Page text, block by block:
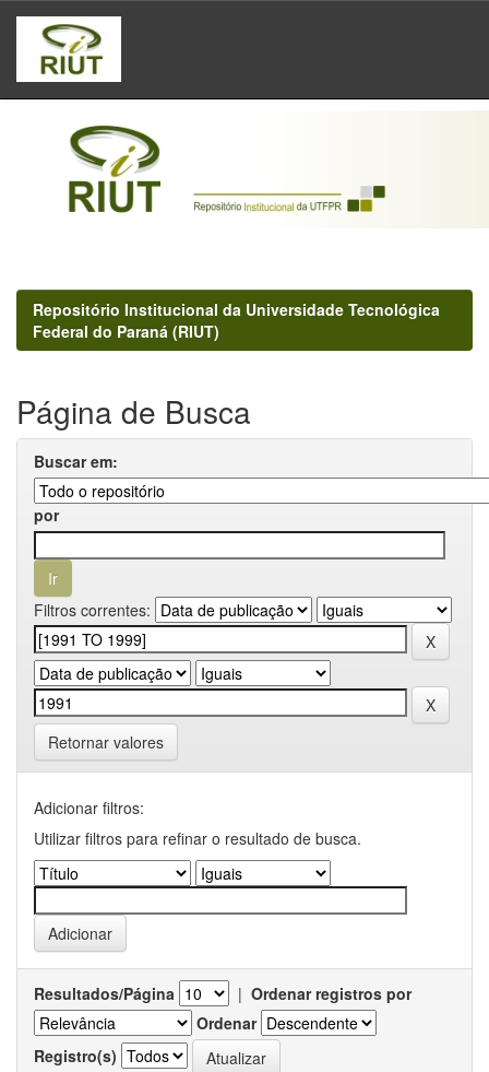
Skip
navigation
Repositório Institucional da Universidade Tecnológica
Federal do Paraná (RIUT)
Página de Busca
Buscar em:
por
Filtros correntes:
Retornar valores
Adicionar filtros:
Utilizar filtros para refinar o resultado de busca.
Resultados/Página | Ordenar registros por
Ordenar
Registro(s)